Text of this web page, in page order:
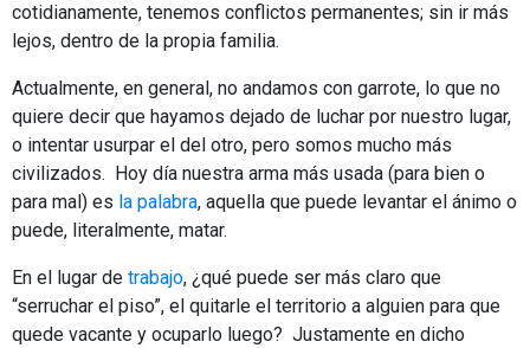
cotidianamente, tenemos conflictos permanentes; sin ir más
lejos, dentro de la propia familia.
Actualmente, en general, no andamos con garrote, lo que no
quiere decir que hayamos dejado de luchar por nuestro lugar,
o intentar usurpar el del otro, pero somos mucho más
civilizados. Hoy día nuestra arma más usada (para bien o
para mal) es la palabra, aquella que puede levantar el ánimo o
puede, literalmente, matar.
En el lugar de trabajo, ¿qué puede ser más claro que
“serruchar el piso”, el quitarle el territorio a alguien para que
quede vacante y ocuparlo luego? Justamente en dicho